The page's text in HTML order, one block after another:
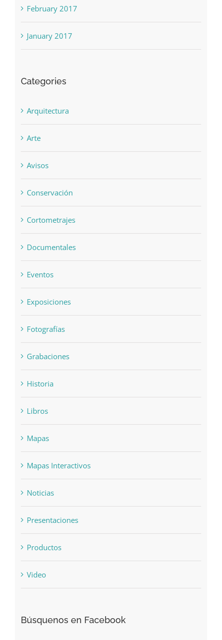
February 2017
January 2017
Categories
Arquitectura
Arte
Avisos
Conservación
Cortometrajes
Documentales
Eventos
Exposiciones
Fotografías
Grabaciones
Historia
Libros
Mapas
Mapas Interactivos
Noticias
Presentaciones
Productos
Video
Búsquenos en Facebook